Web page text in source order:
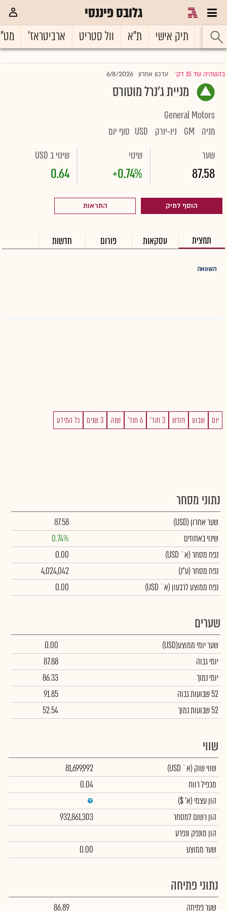
גלובס פיננסי
ראשי תיק אישי ת"א וול סטריט ארביטראז'
בהשהיה של 15 דק' |עדכון אחרון 6/8/2026
מניית ג'נרל מוטורס
General Motors
מניה
GM ניו-יורק USD סוף יום
שער
87.58
שינוי
+0.74%
שינוי ב USD
0.64
הוסף לתיק התראות
תמצית עסקאות פורום חדשות
השוואה
יום שבוע חודש 3 חוד' 6 חוד' שנה 3 שנים כל המידע
נתוני מסחר
שער אחרון (USD)
87.58
שינוי באחוזים
0.74%
נפח מסחר(א` USD)
0.00
נפח מסחר(ע"נ)
4,024,042
נפח ממוצע לרבעון (א` USD)
0.00
שערים
שער יומי ממוצע(USD)
0.00
יומי גבוה
87.88
יומי נמוך
86.33
52 שבועות גבוה
91.85
52 שבועות נמוך
52.54
שווי
שווי שוק (א` USD)
81,699,992
מכפיל רווח
0.04
הון עצמי (א' $)
הון רשום למסחר
932,861,303
הון מונפק ונפרע
שער ממוצע
0.00
נתוני פתיחה
שער פתיחה 86.89